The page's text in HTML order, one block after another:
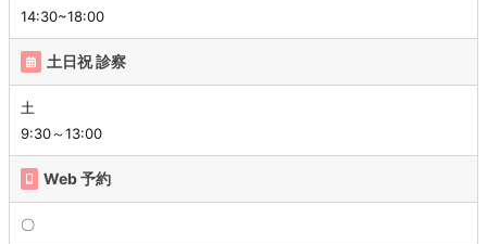
14:30~18:00
土日祝 診察
土
9:30～13:00
Web 予約
〇